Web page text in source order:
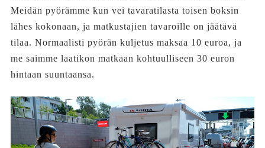
Meidän pyörämme kun vei tavaratilasta toisen boksin
lähes kokonaan, ja matkustajien tavaroille on jäätävä
tilaa. Normaalisti pyörän kuljetus maksaa 10 euroa, ja
me saimme laatikon matkaan kohtuulliseen 30 euron
hintaan suuntaansa.